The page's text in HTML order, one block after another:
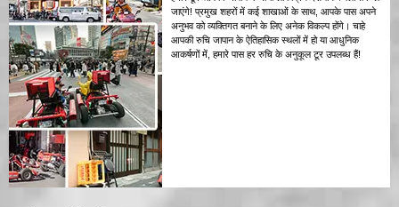
जाएंगे! प्रमुख शहरों में कई शाखाओं के साथ, आपके पास अपने
अनुभव को व्यक्तिगत बनाने के लिए अनेक विकल्प होंगे। चाहे
आपकी रुचि जापान के ऐतिहासिक स्थलों में हो या आधुनिक
आकर्षणों में, हमारे पास हर रुचि के अनुकूल टूर उपलब्ध हैं!